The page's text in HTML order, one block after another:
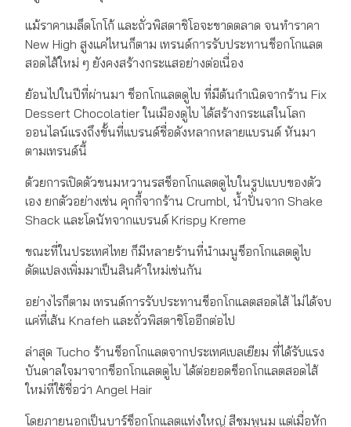
แม้ราคาเมล็ดโกโก้ และถั่วพิสตาชิโอจะขาดตลาด จนทำราคา
New High สูงแค่ไหนก็ตาม เทรนด์การรับประทานช็อกโกแลต
สอดไส้ใหม่ ๆ ยังคงสร้างกระแสอย่างต่อเนื่อง
ย้อนไปในปีที่ผ่านมา ช็อกโกแลตดูไบ ที่มีต้นกำเนิดจากร้าน Fix
Dessert Chocolatier ในเมืองดูไบ ได้สร้างกระแสในโลก
ออนไลน์แรงถึงขั้นที่แบรนด์ชื่อดังหลากหลายแบรนด์ หันมา
ตามเทรนด์นี้
ด้วยการเปิดตัวขนมหวานรสช็อกโกแลตดูไบในรูปแบบของตัว
เอง ยกตัวอย่างเช่น คุกกี้จากร้าน Crumbl, น้ำปั่นจาก Shake
Shack และโดนัทจากแบรนด์ Krispy Kreme
ขณะที่ในประเทศไทย ก็มีหลายร้านที่นำเมนูช็อกโกแลตดูไบ
ดัดแปลงเพิ่มมาเป็นสินค้าใหม่เช่นกัน
อย่างไรก็ตาม เทรนด์การรับประทานช็อกโกแลตสอดไส้ ไม่ได้จบ
แค่ที่เส้น Knafeh และถั่วพิสตาชิโออีกต่อไป
ล่าสุด Tucho ร้านช็อกโกแลตจากประเทศเบลเยียม ที่ได้รับแรง
บันดาลใจมาจากช็อกโกแลตดูไบ ได้ต่อยอดช็อกโกแลตสอดไส้
ใหม่ที่ใช้ชื่อว่า Angel Hair
โดยภายนอกเป็นบาร์ช็อกโกแลตแท่งใหญ่ สีชมพูนม แต่เมื่อหัก